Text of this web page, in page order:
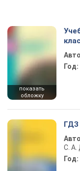
показать
обложку
Год:
ГДЗ
С. А.
Год: